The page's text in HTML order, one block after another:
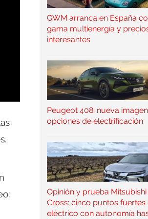
GWM arranca en España
gama multienergía y
interesantes
Peugeot 408: nueva
opciones de electrificación
Opinión y prueba
Cross: cinco puntos fuertes
eléctrico con autonomía